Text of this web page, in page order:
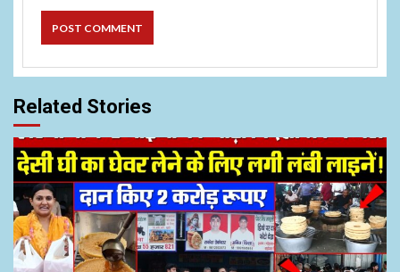
Related Stories